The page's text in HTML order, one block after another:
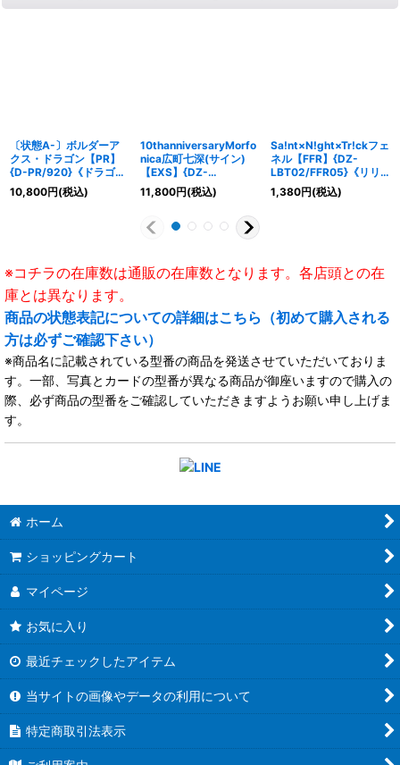
〔状態A-〕ボルダーア
クス・ドラゴン【PR】
{D-PR/920}《ドラゴン
エンパイア》
10,800円(税込)
10thanniversaryMorfo
nica広町七深(サイン)
【EXS】{DZ-
BT10/EXS28}《その
他》
11,800円(税込)
Sa!nt×N!ght×Tr!ckフェ
ネル【FFR】{DZ-
LBT02/FFR05}《リリ
カルモナステリオ》
1,380円(税込)
※コチラの在庫数は通販の在庫数となります。各店頭との在
庫とは異なります。
商品の状態表記についての詳細はこちら（初めて購入される
方は必ずご確認下さい）
※商品名に記載されている型番の商品を発送させていただいておりま
す。一部、写真とカードの型番が異なる商品が御座いますので購入の
際、必ず商品の型番をご確認していただきますようお願い申し上げま
す。
ホーム
ショッピングカート
マイページ
お気に入り
最近チェックしたアイテム
当サイトの画像やデータの利用について
特定商取引法表示